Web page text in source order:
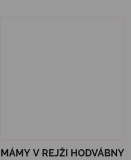
MÁMY V REJŽI HODVÁBNY